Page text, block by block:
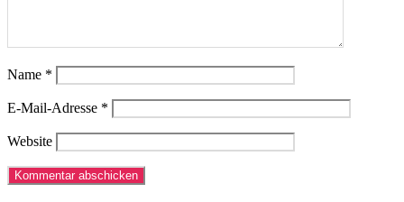
Name *
E-Mail-Adresse *
Website